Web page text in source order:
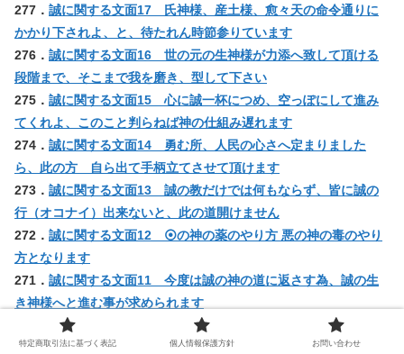
277． 誠に関する文面17 氏神様、産土様、愈々天の命令通りに
かかり下されよ、と、待たれん時節参りています
276． 誠に関する文面16 世の元の生神様が力添へ致して頂ける
段階まで、そこまで我を磨き、型して下さい
275． 誠に関する文面15 心に誠一杯につめ、空っぽにして進み
てくれよ、このこと判らねば神の仕組み遅れます
274． 誠に関する文面14 勇む所、人民の心さへ定まりました
ら、此の方 自ら出て手柄立てさせて頂けます
273． 誠に関する文面13 誠の教だけでは何もならず、皆に誠の
行（オコナイ）出来ないと、此の道開けません
272． 誠に関する文面12 ⦿の神の薬のやり方 悪の神の毒のやり
方となります
271． 誠に関する文面11 今度は誠の神の道に返さす為、誠の生
き神様へと進む事が求められます
270．誠に関する文面10 この十二の巻よく腹に入れておけば何
特定商取引法に基づく表記 個人情報保護方針 お問い合わせ